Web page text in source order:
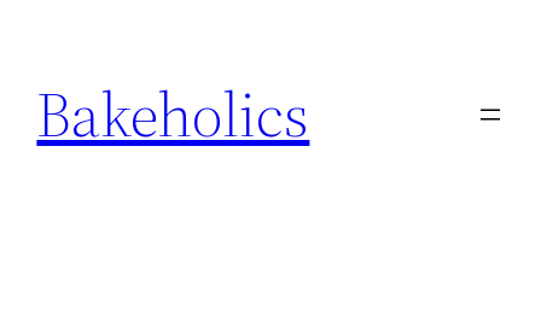
inhoud
Bakeholics